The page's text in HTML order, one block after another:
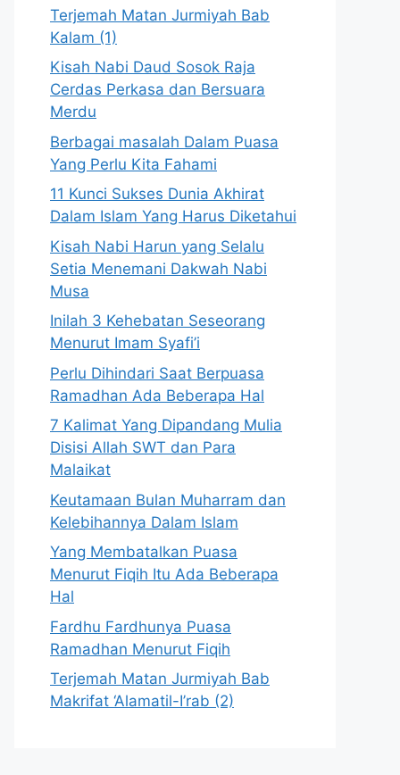
Terjemah Matan Jurmiyah Bab
Kalam (1)
Kisah Nabi Daud Sosok Raja
Cerdas Perkasa dan Bersuara
Merdu
Berbagai masalah Dalam Puasa
Yang Perlu Kita Fahami
11 Kunci Sukses Dunia Akhirat
Dalam Islam Yang Harus Diketahui
Kisah Nabi Harun yang Selalu
Setia Menemani Dakwah Nabi
Musa
Inilah 3 Kehebatan Seseorang
Menurut Imam Syafi’i
Perlu Dihindari Saat Berpuasa
Ramadhan Ada Beberapa Hal
7 Kalimat Yang Dipandang Mulia
Disisi Allah SWT dan Para
Malaikat
Keutamaan Bulan Muharram dan
Kelebihannya Dalam Islam
Yang Membatalkan Puasa
Menurut Fiqih Itu Ada Beberapa
Hal
Fardhu Fardhunya Puasa
Ramadhan Menurut Fiqih
Terjemah Matan Jurmiyah Bab
Makrifat ‘Alamatil-I’rab (2)